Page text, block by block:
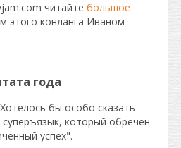
читайте большое
этого конланга Иваном
года
бы особо сказать
который обречен
успех".